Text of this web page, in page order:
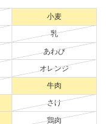
小麦
乳
あわび
オレンジ
牛肉
さけ
鶏肉